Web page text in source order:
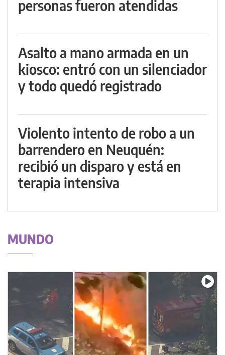
personas fueron atendidas
Asalto a mano armada en un
kiosco: entró con un silenciador
y todo quedó registrado
Violento intento de robo a un
barrendero en Neuquén:
recibió un disparo y está en
terapia intensiva
MUNDO